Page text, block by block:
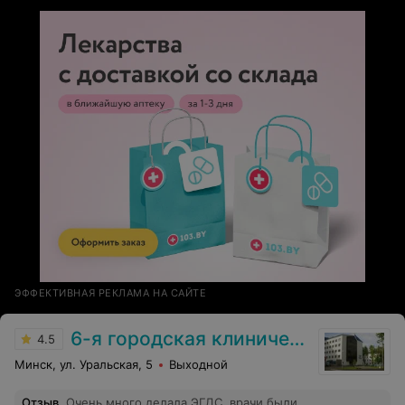
ЭФФЕКТИВНАЯ РЕКЛАМА НА САЙТЕ
4.5 6-я городская клиническая больница
Минск, ул. Уральская, 5 Выходной